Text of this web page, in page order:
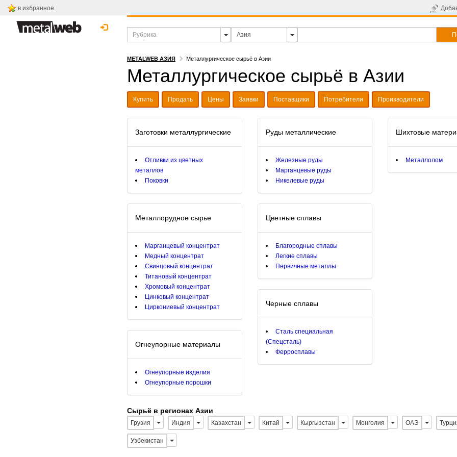
в избранное
METALWEB АЗИЯ Металлургическое сырьё в Азии
Металлургическое сырьё в Азии
Купить Продать Цены Заявки Поставщики Потребители Производители
Заготовки металлургические
Отливки из цветных
металлов
Поковки
Металлорудное сырье
Марганцевый концентрат
Медный концентрат
Свинцовый концентрат
Титановый концентрат
Хромовый концентрат
Цинковый концентрат
Циркониевый концентрат
Огнеупорные материалы
Огнеупорные изделия
Огнеупорные порошки
Руды металлические
Железные руды
Марганцевые руды
Никелевые руды
Цветные сплавы
Благородные сплавы
Легкие сплавы
Первичные металлы
Черные сплавы
Сталь специальная
(Спецсталь)
Ферросплавы
Шихтовые
Металлолом
Сырьё в регионах Азии
Грузия Индия Казахстан Китай Кыргызстан Монголия ОАЭ
Узбекистан